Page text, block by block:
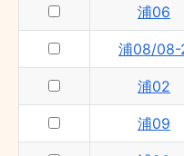
浦06
浦08/08-
浦02
浦09